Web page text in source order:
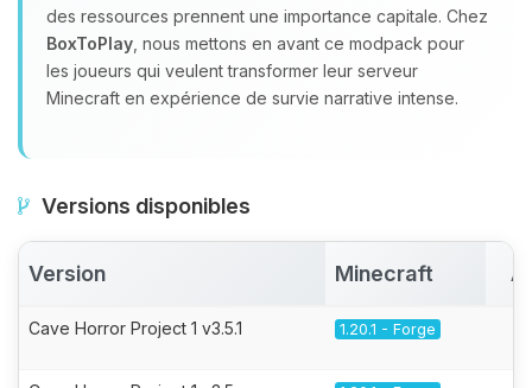
des ressources prennent une importance capitale. Chez
BoxToPlay , nous mettons en avant ce modpack pour
les joueurs qui veulent transformer leur serveur
Minecraft en expérience de survie narrative intense.
Versions disponibles
Version Minecraft
Cave Horror Project 1 v3.5.1 1.20.1 - Forge